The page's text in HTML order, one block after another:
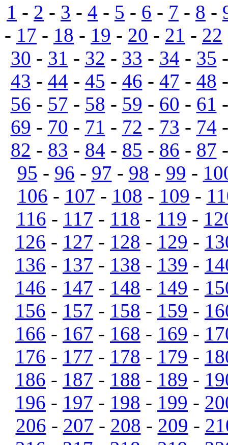
1 - 2 - 3 - 4 - 5 - 6 - 7 - 8 -
- 17 - 18 - 19 - 20 - 21 - 22
30 - 31 - 32 - 33 - 34 - 35
43 - 44 - 45 - 46 - 47 - 48
56 - 57 - 58 - 59 - 60 - 61
69 - 70 - 71 - 72 - 73 - 74
82 - 83 - 84 - 85 - 86 - 87
95 - 96 - 97 - 98 - 99 -
106 - 107 - 108 - 109 -
116 - 117 - 118 - 119 -
126 - 127 - 128 - 129 -
136 - 137 - 138 - 139 -
146 - 147 - 148 - 149 -
156 - 157 - 158 - 159 -
166 - 167 - 168 - 169 -
176 - 177 - 178 - 179 -
186 - 187 - 188 - 189 -
196 - 197 - 198 - 199 -
206 - 207 - 208 - 209 -